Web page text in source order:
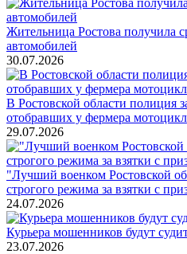
Жительница Ростова получила
автомобилей
30.07.2026
В Ростовской области полиция
отобравших у фермера мотоцикл
29.07.2026
"Лучший военком Ростовской
строгого режима за взятки с
24.07.2026
Курьера мошенников будут
23.07.2026